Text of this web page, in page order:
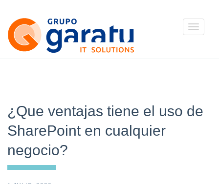
Toggle
¿Que ventajas tiene el uso de
SharePoint en cualquier
negocio?